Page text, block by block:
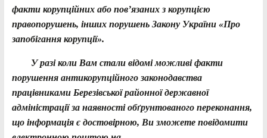
факти корупційних або пов’язаних з корупцією
правопорушень, інших порушень Закону України «Про
запобігання корупції».
У разі коли Вам стали відомі можливі факти
порушення антикорупційного законодавства
працівниками Березівської районної державної
адміністрації за наявності обґрунтованого переконання,
що інформація є достовірною, Ви зможете повідомити